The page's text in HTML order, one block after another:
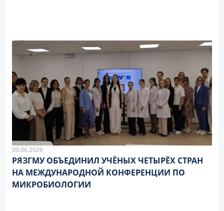
09.06.2026
РЯЗГМУ ОБЪЕДИНИЛ УЧЁНЫХ ЧЕТЫРЁХ СТРАН
НА МЕЖДУНАРОДНОЙ КОНФЕРЕНЦИИ ПО
МИКРОБИОЛОГИИ